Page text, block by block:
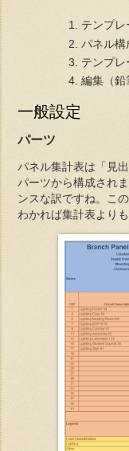
テンプ
パネル構
テンプレ
編集（鉛
一般設定
パーツ
パネル集計表は「見
パーツから構成され
ンスな訳ですね。こ
わかれば集計表よりも